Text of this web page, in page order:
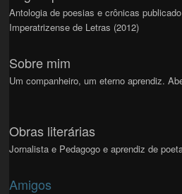
Antologia de poesias e crônicas
Imperatrizense de Letras (2012)
Sobre mim
Um companheiro, um eterno aprendiz.
Obras literárias
Jornalista e Pedagogo e aprendiz de
Amigos